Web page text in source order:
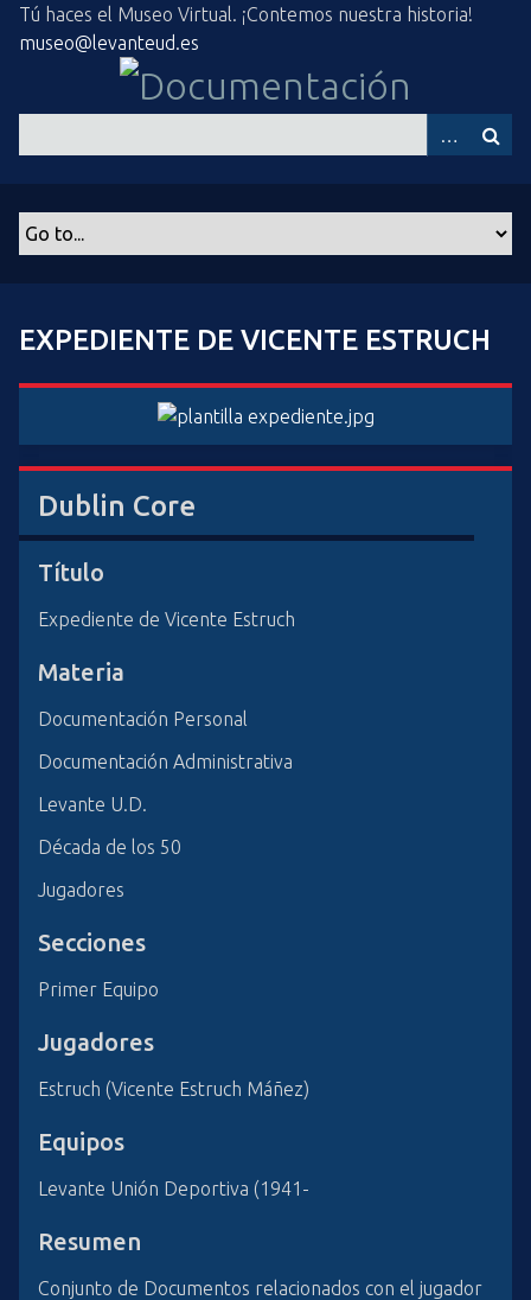
Tú haces el Museo Virtual. ¡Contemos nuestra historia!
museo@levanteud.es
EXPEDIENTE DE VICENTE ESTRUCH
Dublin Core
Título
Expediente de Vicente Estruch
Materia
Documentación Personal
Documentación Administrativa
Levante U.D.
Década de los 50
Jugadores
Secciones
Primer Equipo
Jugadores
Estruch (Vicente Estruch Máñez)
Equipos
Levante Unión Deportiva (1941-
Resumen
Conjunto de Documentos relacionados con el jugador